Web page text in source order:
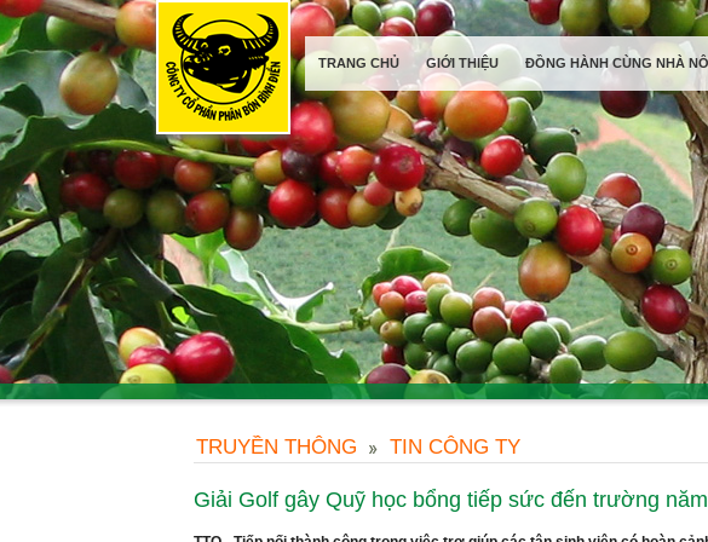
TRANG CHỦ GIỚI THIỆU ĐỒNG HÀNH CÙNG NHÀ
TRUYỀN THÔNG TIN CÔNG TY
Giải Golf gây Quỹ học bổng tiếp sức đến trường